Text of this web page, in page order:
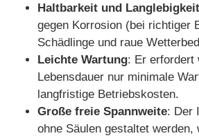
Qualitätskontrolle
Kontakt
Referenzen
Haltbarkeit und Langlebigkeit
gegen Korrosion (bei richtiger
Schädlinge und raue
Leichte Wartung: Er erfordert
Lebensdauer nur minimale
langfristige Betriebskosten.
Große freie Spannweite: Der
ohne Säulen gestaltet werden,